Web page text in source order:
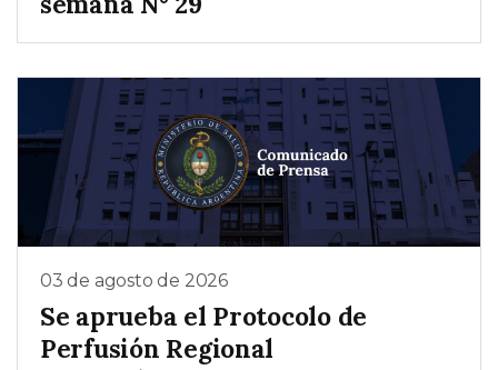
03 de agosto de 2026
Se aprueba el Protocolo de
Perfusión Regional